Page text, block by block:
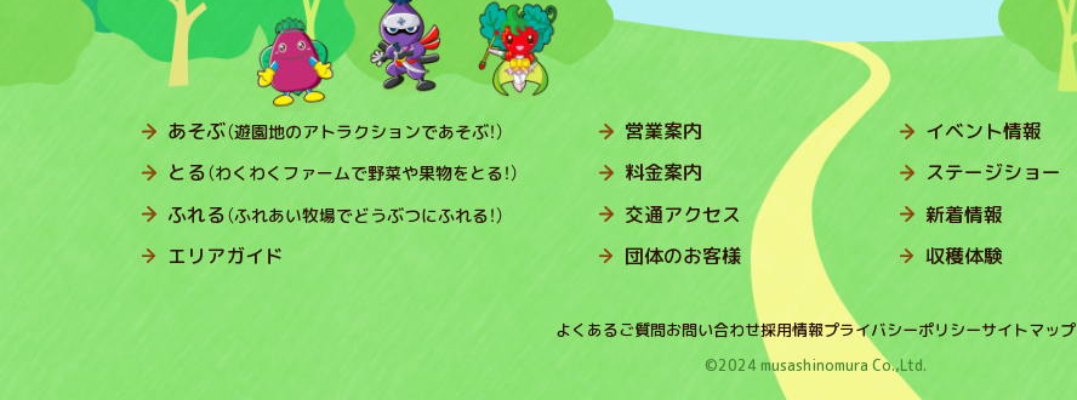
あそぶ（遊園地のアトラクションであそぶ！）
とる（わくわくファームで野菜や果物をとる！）
ふれる（ふれあい牧場でどうぶつにふれる！）
エリアガイド
営業案内
料金案内
交通アクセス
団体のお客様
イベント情報
ステージショー
新着情報
収穫体験
よくあるご質問お問い合わせ採用情報プライバシーポリシーサイトマップ
©2024 musashinomura Co.,Ltd.